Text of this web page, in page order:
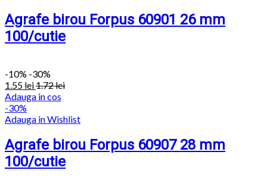
Agrafe birou Forpus 60901 26 mm
100/cutie
-10% -30%
1.55 lei1.72lei
Adauga in cos
-30%
Adauga in Wishlist
Agrafe birou Forpus 60907 28 mm
100/cutie